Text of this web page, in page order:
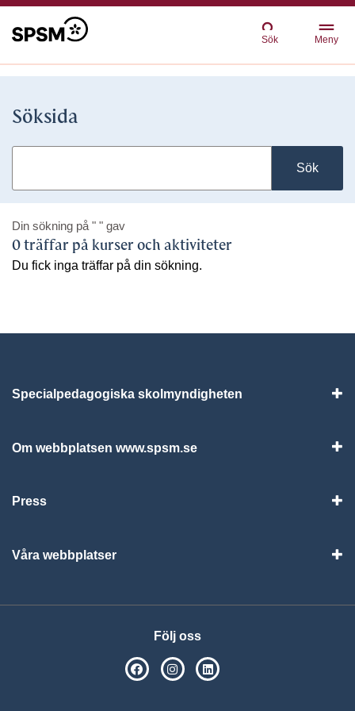
Sök Meny
Söksida
Sök
Din sökning på " " gav
0 träffar på kurser och aktiviteter
Du fick inga träffar på din sökning.
Specialpedagogiska skolmyndigheten
Om webbplatsen www.spsm.se
Press
Våra webbplatser
Följ oss
SPSM på Facebook
SPSM på Instagram